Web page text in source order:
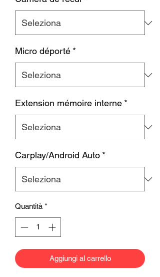
Micro déporté *
Extension mémoire interne *
Carplay/Android Auto *
Quantità *
Aggiungi al carrello